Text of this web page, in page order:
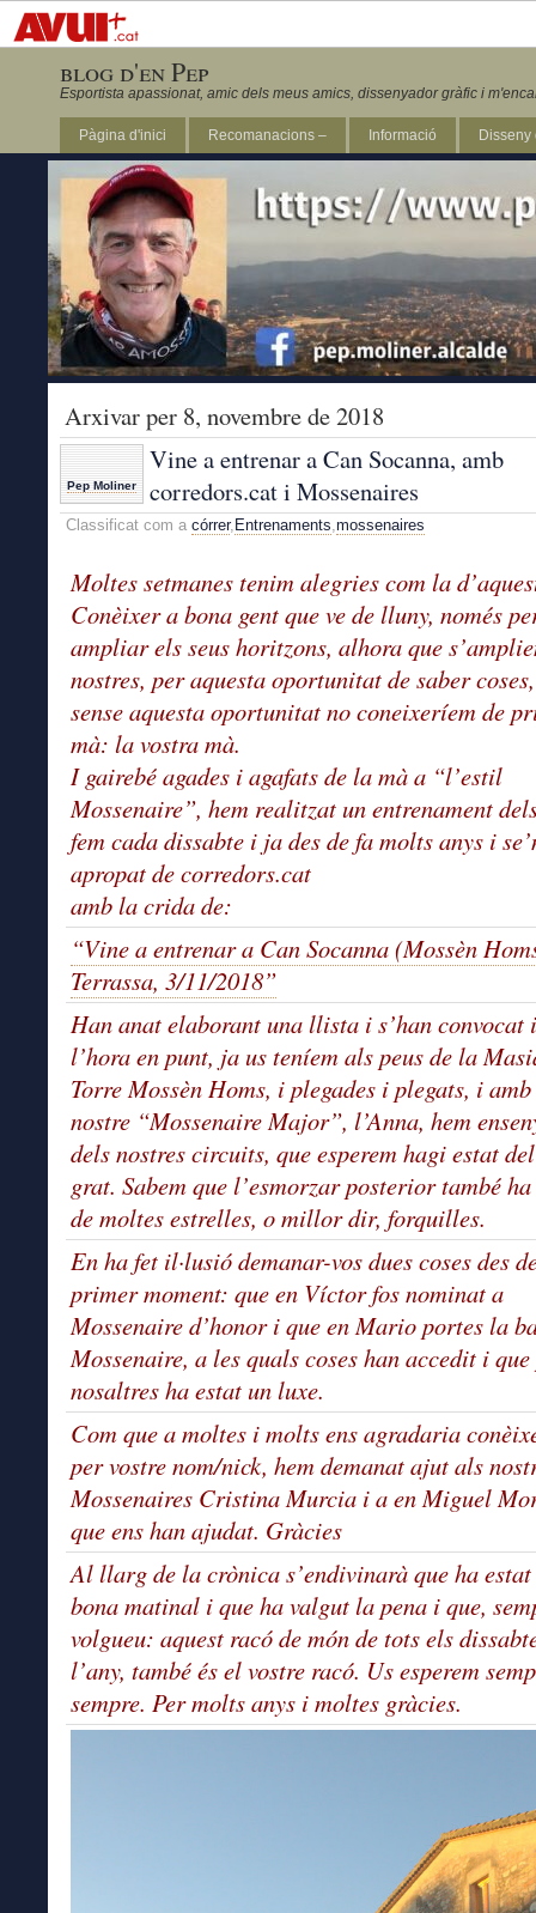
blog d'en Pep
Esportista apassionat, amic dels meus amics, dissenyador gràfic i
Pàgina d'inici Recomanacions – Informació
Revista Marathon 295
Arxivar per 8, novembre de 2018
Pep Moliner
Vine a entrenar a Can Socanna, amb
corredors.cat i Mossenaires
Classificat com a córrer, Entrenaments,mossenaires
Moltes setmanes tenim alegries com la
Conèixer a bona gent que ve de lluny, només
ampliar els seus horitzons, alhora que
nostres, per aquesta oportunitat de saber
sense aquesta oportunitat no coneixeríem de
mà: la vostra mà.
I gairebé agades i agafats de la mà a “l’estil
Mossenaire”, hem realitzat un entrenament
fem cada dissabte i ja des de fa molts anys i
apropat de corredors.cat
amb la crida de:
“Vine a entrenar a Can Socanna (Mossèn
Terrassa, 3/11/2018”
Han anat elaborant una llista i s’han convocat
l’hora en punt, ja us teníem als peus de la
Torre Mossèn Homs, i plegades i plegats, i
nostre “Mossenaire Major”, l’Anna, hem
dels nostres circuits, que esperem hagi estat
grat. Sabem que l’esmorzar posterior també
de moltes estrelles, o millor dir, forquilles.
En ha fet il·lusió demanar-vos dues coses des
primer moment: que en Víctor fos nominat a
Mossenaire d’honor i que en Mario portes la
Mossenaire, a les quals coses han accedit i
nosaltres ha estat un luxe.
Com que a moltes i molts ens agradaria
per vostre nom/nick, hem demanat ajut als
Mossenaires Cristina Murcia i a en Miguel
que ens han ajudat. Gràcies
Al llarg de la crònica s’endivinarà que ha
bona matinal i que ha valgut la pena i que,
volgueu: aquest racó de món de tots els
l’any, també és el vostre racó. Us esperem
sempre. Per molts anys i moltes gràcies.